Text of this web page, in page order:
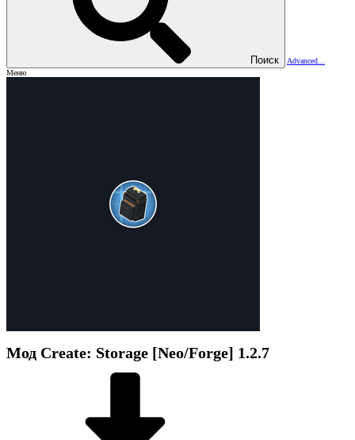
Поиск
Advanced...
Меню
Мод Create: Storage [Neo/Forge] 1.2.7